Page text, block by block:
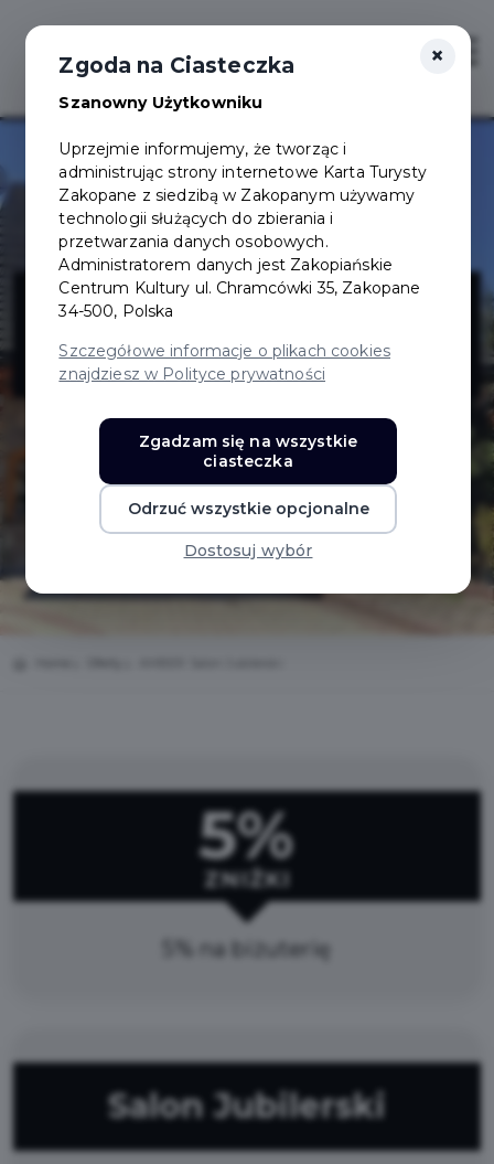
Login/Rejestracja
AMBER Salon
Jubilerski
5%
ZNIŻKI
5% na biżuterię
Salon Jubilerski
×
Zgoda na Ciasteczka
Szanowny Użytkowniku
Uprzejmie informujemy, że tworząc i
administrując strony internetowe Karta Turysty
Zakopane z siedzibą w Zakopanym używamy
technologii służących do zbierania i
przetwarzania danych osobowych.
Administratorem danych jest Zakopiańskie
Centrum Kultury ul. Chramcówki 35, Zakopane
34-500, Polska
Szczegółowe informacje o plikach cookies
znajdziesz w Polityce prywatności
Zgadzam się na wszystkie
ciasteczka
Odrzuć wszystkie opcjonalne
Dostosuj wybór